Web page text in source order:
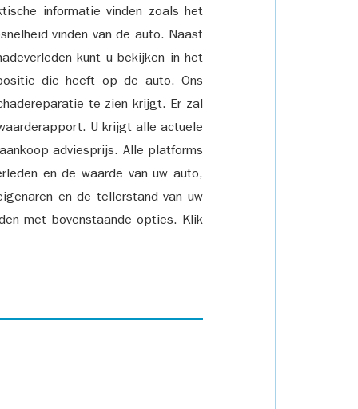
informatie vinden zoals het
vinden van de auto. Naast
kunt u bekijken in het
die heeft op de auto. Ons
te zien krijgt. Er zal
U krijgt alle actuele
adviesprijs. Alle platforms
en de waarde van uw auto,
en de tellerstand van uw
met bovenstaande opties. Klik